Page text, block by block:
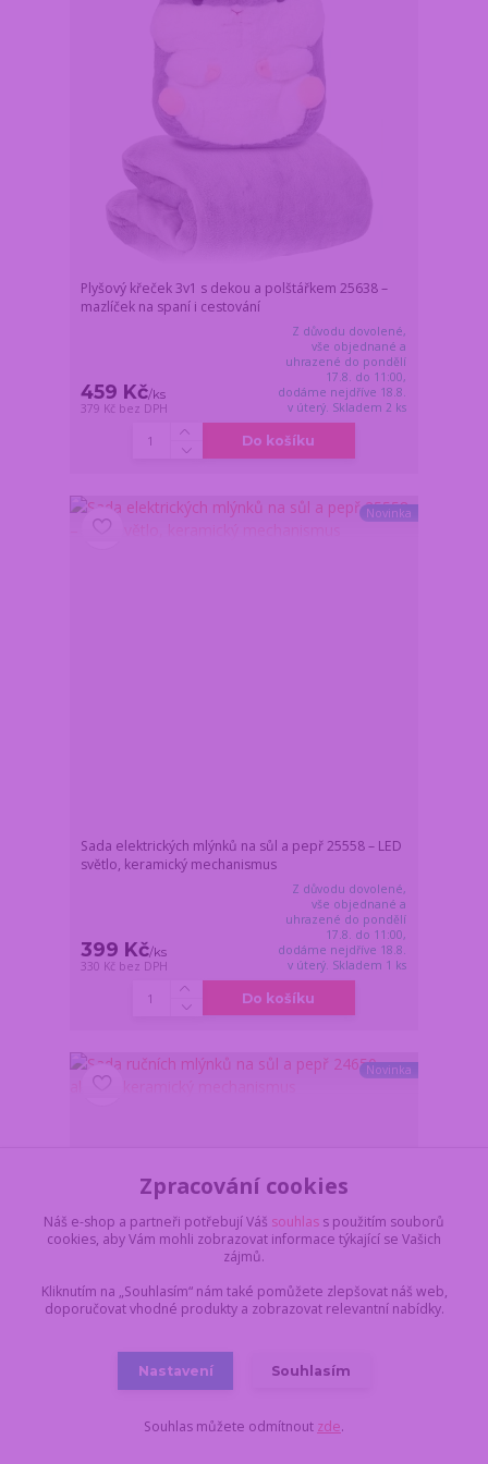
Plyšový křeček 3v1 s dekou a polštářkem 25638 –
mazlíček na spaní i cestování
459 Kč/ks
379 Kč bez DPH
Z důvodu dovolené,
vše objednané a
uhrazené do pondělí
17.8. do 11:00,
dodáme nejdříve 18.8.
v úterý. Skladem 2 ks
Do košíku
Novinka
Sada elektrických mlýnků na sůl a pepř 25558 – LED
světlo, keramický mechanismus
399 Kč/ks
330 Kč bez DPH
Z důvodu dovolené,
vše objednané a
uhrazené do pondělí
17.8. do 11:00,
dodáme nejdříve 18.8.
v úterý. Skladem 1 ks
Do košíku
Novinka
keramický mechanismus
Zpracování cookies
Náš e-shop a partneři potřebují Váš souhlas s použitím souborů
cookies, aby Vám mohli zobrazovat informace týkající se Vašich
zájmů.
Kliknutím na „Souhlasím“ nám také pomůžete zlepšovat náš web,
doporučovat vhodné produkty a zobrazovat relevantní nabídky.
Nastavení Souhlasím
Souhlas můžete odmítnout zde.